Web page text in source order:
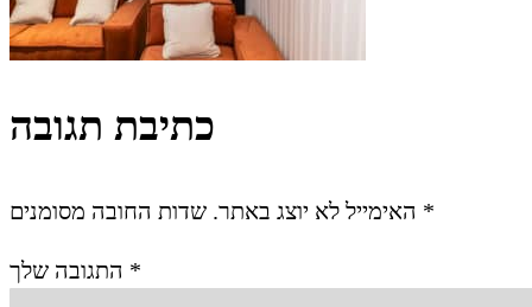
כתיבת תגובה
האימייל לא יוצג באתר. *
*